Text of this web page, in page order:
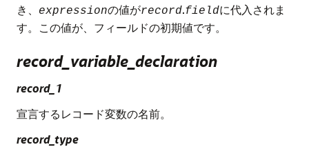
き、
expressionの値がrecord.fieldに代入されま
す。この値が、フィールドの初期値です。
record_variable_declaration
record_1
宣言するレコード変数の名前。
record_type